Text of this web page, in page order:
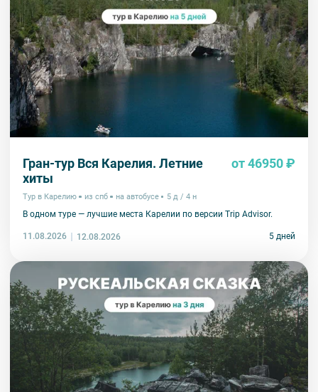
Гран-тур Вся Карелия. Летние
хиты
от 46950 ₽
Тур в Карелию из спб на автобусе 5 д / 4 н
В одном туре — лучшие места Карелии по версии Trip Advisor.
11.08.2026 12.08.2026 5 дней